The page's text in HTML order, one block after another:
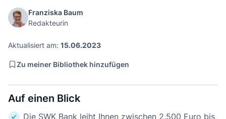
Franziska Baum
Redakteurin
Aktualisiert am: 15.06.2023
Zu meiner Bibliothek hinzufügen
Auf einen Blick
Die SWK Bank leiht Ihnen zwischen 2.500 Euro bis